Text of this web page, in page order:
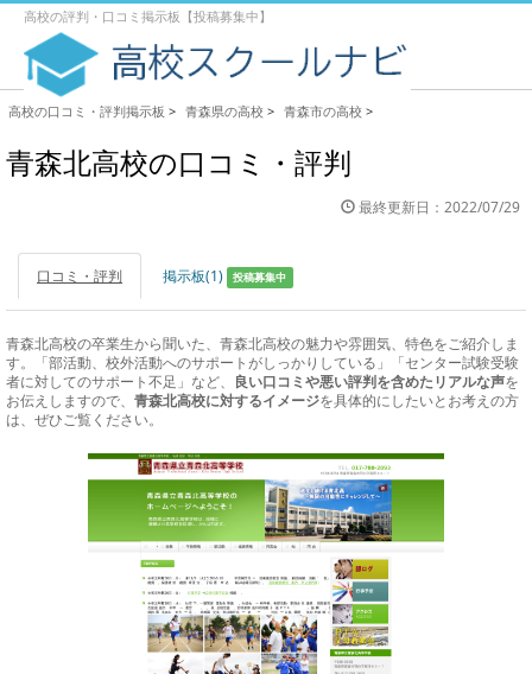
高校の評判・口コミ掲示板【投稿募集中】
高校の口コミ・評判掲示板 > 青森県の高校 > 青森市の高校 >
青森北高校の口コミ・評判
最終更新日：2022/07/29
口コミ・評判 掲示板(1) 投稿募集中
青森北高校の卒業生から聞いた、青森北高校の魅力や雰囲気、特色をご紹介しま
す。「部活動、校外活動へのサポートがしっかりしている」「センター試験受験
者に対してのサポート不足」など、
良い口コミや悪い評判を含めたリアルな声を
お伝えしますので、 青森北高校に対するイメージを具体的にしたいとお考えの方
は、ぜひご覧ください。